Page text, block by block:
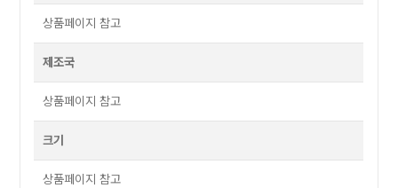
상품페이지 참고
제조국
상품페이지 참고
크기
상품페이지 참고